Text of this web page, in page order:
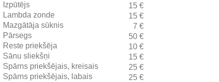
Izpūtējs
15 €
Lambda zonde
15 €
Mazgātāja sūknis
7 €
Pārsegs
50 €
Reste priekšēja
10 €
Sānu sliekšņi
15 €
Spārns priekšējais, kreisais
25 €
Spārns priekšējais, labais
25 €